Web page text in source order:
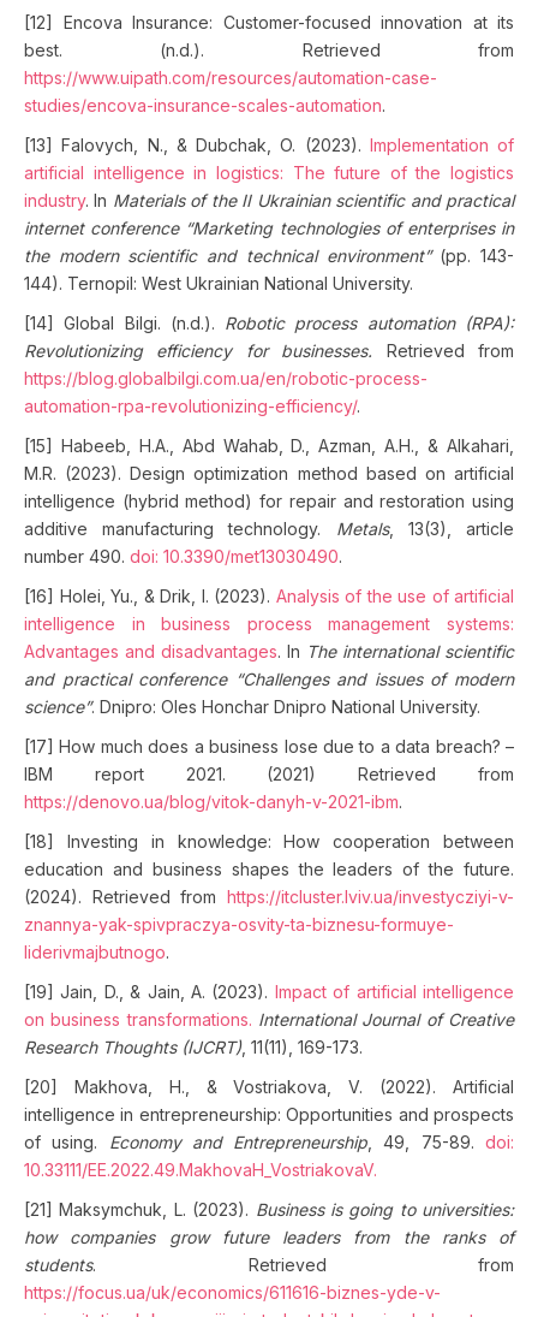
[12] Encova Insurance: Customer-focused innovation at its
best. (n.d.). Retrieved from
https://www.uipath.com/resources/automation-case-
studies/encova-insurance-scales-automation.
[13] Falovych, N., & Dubchak, O. (2023). Implementation of
artificial intelligence in logistics: The future of the logistics
industry. In Materials of the II Ukrainian scientific and practical
internet conference “Marketing technologies of enterprises in
the modern scientific and technical environment”(pp. 143-
144). Ternopil: West Ukrainian National University.
[14] Global Bilgi. (n.d.). Robotic process automation (RPA):
Revolutionizing efficiency for businesses. Retrieved from
https://blog.globalbilgi.com.ua/en/robotic-process-
automation-rpa-revolutionizing-efficiency/.
[15] Habeeb, H.A., Abd Wahab, D., Azman, A.H., & Alkahari,
M.R. (2023). Design optimization method based on artificial
intelligence (hybrid method) for repair and restoration using
additive manufacturing technology. Metals, 13(3), article
number 490. doi: 10.3390/met13030490.
[16] Holei, Yu., & Drik, I. (2023). Analysis of the use of artificial
intelligence in business process management systems:
Advantages and disadvantages. In The international scientific
and practical conference “Challenges and issues of modern
science”. Dnipro: Oles Honchar Dnipro National University.
[17] How much does a business lose due to a data breach? –
IBM report 2021. (2021) Retrieved from
https://denovo.ua/blog/vitok-danyh-v-2021-ibm.
[18] Investing in knowledge: How cooperation between
education and business shapes the leaders of the future.
(2024). Retrieved from https://itcluster.lviv.ua/investycziyi-v-
znannya-yak-spivpraczya-osvity-ta-biznesu-formuye-
liderivmajbutnogo.
[19] Jain, D., & Jain, A. (2023). Impact of artificial intelligence
on business transformations. International Journal of Creative
Research Thoughts (IJCRT), 11(11), 169-173.
[20] Makhova, H., & Vostriakova, V. (2022). Artificial
intelligence in entrepreneurship: Opportunities and prospects
of using. Economy and Entrepreneurship , 49, 75-89.doi:
10.33111/EE.2022.49.MakhovaH_VostriakovaV.
[21] Maksymchuk, L. (2023). Business is going to universities:
how companies grow future leaders from the ranks of
students. Retrieved from
https://focus.ua/uk/economics/611616-biznes-yde-v-